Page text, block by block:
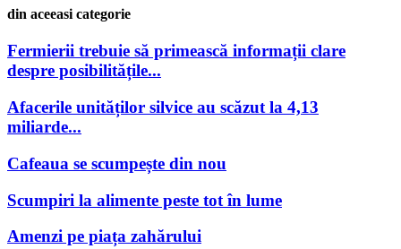
din aceeasi categorie
Fermierii trebuie să primească informații clare
despre posibilitățile...
Afacerile unităților silvice au scăzut la 4,13
miliarde...
Cafeaua se scumpește din nou
Scumpiri la alimente peste tot în lume
Amenzi pe piața zahărului